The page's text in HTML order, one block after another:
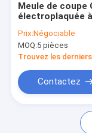
Contactez-
Nouvelles
Demander un
Meule de coupe
électroplaquée à
face
Prix:Négociable
MOQ:5 pièces
Trouvez les
Contactez